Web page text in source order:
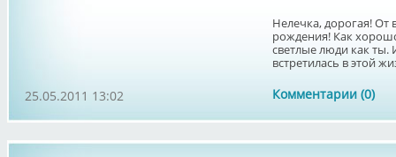
Нелечка, дорогая! От
рождения! Как
светлые люди как ты.
встретилась в этой
Комментарии (0)
25.05.2011 13:02